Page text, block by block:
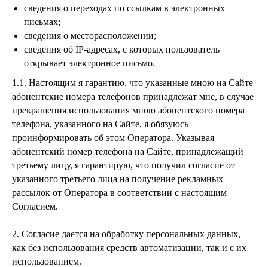
сведения о переходах по ссылкам в электронных
письмах;
сведения о месторасположении;
сведения об IP-адресах, с которых пользователь
открывает электронное письмо.
1.1. Настоящим я гарантию, что указанные мною на Сайте
абонентские номера телефонов принадлежат мне, в случае
прекращения использования мною абонентского номера
телефона, указанного на Сайте, я обязуюсь
проинформировать об этом Оператора. Указывая
абонентский номер телефона на Сайте, принадлежащий
третьему лицу, я гарантирую, что получил согласие от
указанного третьего лица на получение рекламных
рассылок от Оператора в соответствии с настоящим
Согласием.
2. Согласие дается на обработку персональных данных,
как без использования средств автоматизации, так и с их
использованием.